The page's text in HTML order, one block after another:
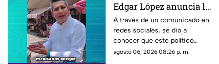
Edgar López anuncia la
nueva estrategia para
ayudar algunas
familias
A través de un comunicado en
redes sociales, se dio a
conocer que este político
presuntamente busca ayudar a
agosto 06, 2026 08:26 p. m.